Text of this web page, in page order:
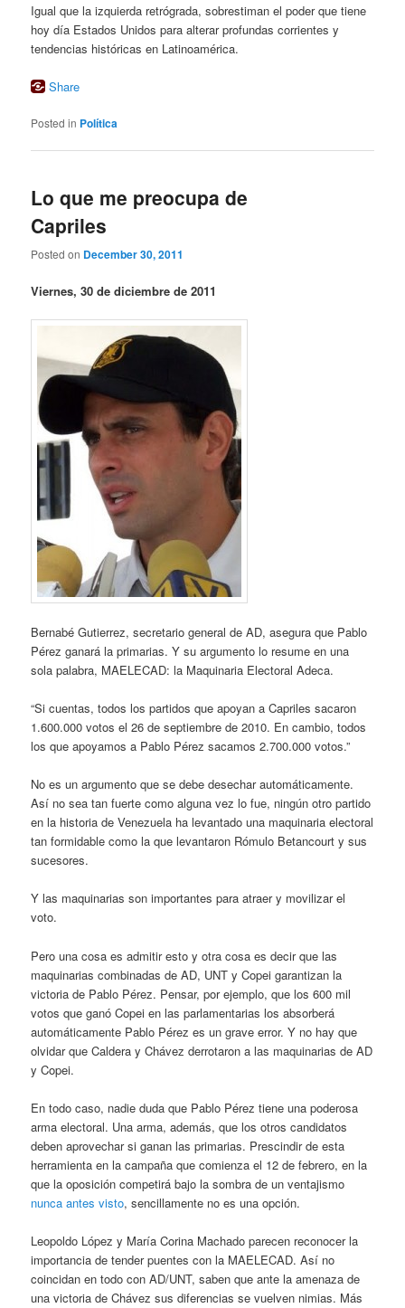
Igual que la izquierda retrógrada, sobrestiman el poder que tiene
hoy día Estados Unidos para alterar profundas corrientes y
tendencias históricas en Latinoamérica.
Share
Posted in Política
Lo que me preocupa de
Capriles
Posted on December 30, 2011
Viernes, 30 de diciembre de 2011
Bernabé Gutierrez, secretario general de AD, asegura que Pablo
Pérez ganará la primarias. Y su argumento lo resume en una
sola palabra, MAELECAD: la Maquinaria Electoral Adeca.
“Si cuentas, todos los partidos que apoyan a Capriles sacaron
1.600.000 votos el 26 de septiembre de 2010. En cambio, todos
los que apoyamos a Pablo Pérez sacamos 2.700.000 votos.”
No es un argumento que se debe desechar automáticamente.
Así no sea tan fuerte como alguna vez lo fue, ningún otro partido
en la historia de Venezuela ha levantado una maquinaria electoral
tan formidable como la que levantaron Rómulo Betancourt y sus
sucesores.
Y las maquinarias son importantes para atraer y movilizar el
voto.
Pero una cosa es admitir esto y otra cosa es decir que las
maquinarias combinadas de AD, UNT y Copei garantizan la
victoria de Pablo Pérez. Pensar, por ejemplo, que los 600 mil
votos que ganó Copei en las parlamentarias los absorberá
automáticamente Pablo Pérez es un grave error. Y no hay que
olvidar que Caldera y Chávez derrotaron a las maquinarias de AD
y Copei.
En todo caso, nadie duda que Pablo Pérez tiene una poderosa
arma electoral. Una arma, además, que los otros candidatos
deben aprovechar si ganan las primarias. Prescindir de esta
herramienta en la campaña que comienza el 12 de febrero, en la
que la oposición competirá bajo la sombra de un ventajismo
nunca antes visto, sencillamente no es una opción.
Leopoldo López y María Corina Machado parecen reconocer la
importancia de tender puentes con la MAELECAD. Así no
coincidan en todo con AD/UNT, saben que ante la amenaza de
una victoria de Chávez sus diferencias se vuelven nimias. Más